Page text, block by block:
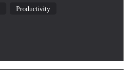
Productivity